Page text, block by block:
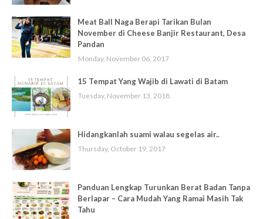
Meat Ball Naga Berapi Tarikan Bulan
November di Cheese Banjir Restaurant, Desa
Pandan
Monday, November 06, 2017
15 Tempat Yang Wajib di Lawati di Batam
Tuesday, November 13, 2018
Hidangkanlah suami walau segelas air..
Thursday, October 19, 2017
Panduan Lengkap Turunkan Berat Badan Tanpa
Berlapar – Cara Mudah Yang Ramai Masih Tak
Tahu